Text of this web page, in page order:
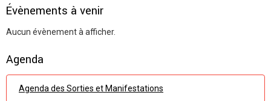
Évènements à venir
Aucun évènement à afficher.
Agenda
Agenda des Sorties et Manifestations